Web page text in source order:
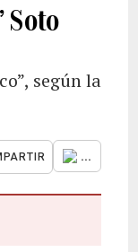
Soto
según la
...